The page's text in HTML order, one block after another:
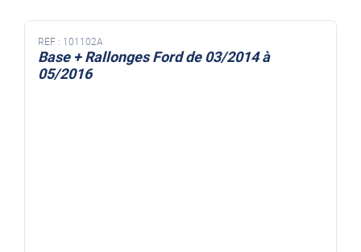
REF : 101102A
Base + Rallonges Ford de 03/2014 à
05/2016